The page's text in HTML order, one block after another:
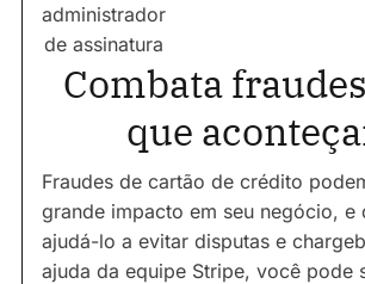
administrador
de assinatura
Combata
que
Fraudes de cartão de crédito
grande impacto em seu negócio, e
ajudá-lo a evitar disputas e
ajuda da equipe Stripe, você pode